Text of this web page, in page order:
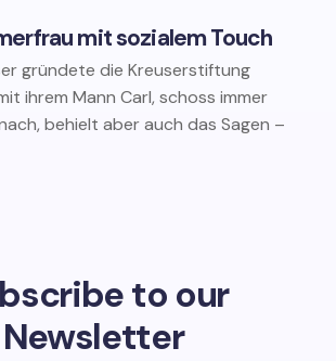
mit sozialem Touch
gründete die Kreuserstiftung
ihrem Mann Carl, schoss immer
behielt aber auch das Sagen –
to our
Newsletter